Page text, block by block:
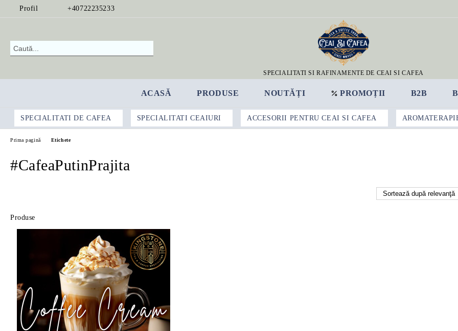
Profil +40722235233
SPECIALITATI SI RAFINAMENTE DE CEAI SI CAFEA
ACASĂ PRODUSE NOUTĂȚI PROMOȚII B2B
SPECIALITATI DE CAFEA SPECIALITATI CEAIURI ACCESORII PENTRU CEAI SI CAFEA
Prima pagină Etichete
#CafeaPutinPrajita
Produse